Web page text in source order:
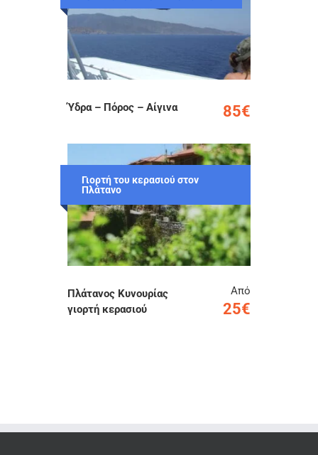
Ύδρα – Πόρος – Αίγινα 85€
Γιορτή του κερασιού στον
Πλάτανο
Πλάτανος Κυνουρίας
γιορτή κερασιού
Από
25€